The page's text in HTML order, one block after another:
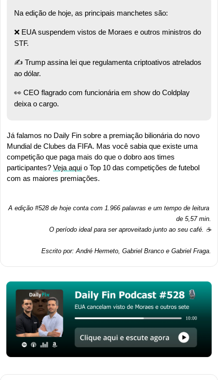
Na edição de hoje, as principais manchetes são:
❌ EUA suspendem vistos de Moraes e outros ministros do
STF.
✍️ Trump assina lei que regulamenta criptoativos atrelados
ao dólar.
👀 CEO flagrado com funcionária em show do Coldplay
deixa o cargo.
Já falamos no Daily Fin sobre a premiação bilionária do novo
Mundial de Clubes da FIFA. Mas você sabia que existe uma
competição que paga mais do que o dobro aos times
participantes? Veja aqui o Top 10 das competições de futebol
com as maiores premiações.
A edição #528 de hoje conta com 1.966 palavras e um tempo de leitura
de 5,57 min.
O período ideal para ser aproveitado junto ao seu café. ☕
Escrito por: André Hermeto, Gabriel Branco e Gabriel Fraga.